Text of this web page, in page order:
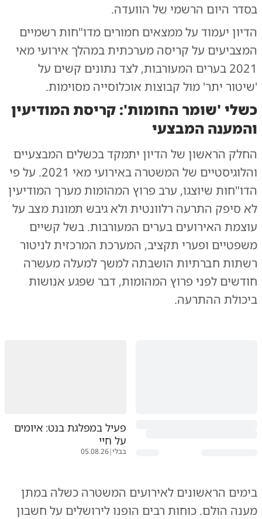
בסדר היום הרשמי של הוועדה.
הדיון יעמוד על ממצאים חמורים מדו"חות רשמיים
המצביעים על קריסה מערכתית במהלך אירועי מאי
2021 בערים המעורבות, לצד נתונים קשים על
'שיטור יתר' מול קבוצות אוכלוסייה מסוימות.
כשלי 'שומר החומות': קריסת המודיעין
והמענה המבצעי
החלק הראשון של הדיון יתמקד בכשלים המבצעיים
והלוגיסטיים של המשטרה באירועי מאי 2021. על פי
הדו"חות שיוצגו, ערב פרוץ המהומות מערך המודיעין
לא סיפק התרעה רלוונטית ולא גיבש תמונת מצב על
עוצמת האירועים בערים המעורבות. בשל קשיים
משפטיים ופערי תקציב, המערכת המרכזית לניטור
רשתות חברתיות הושבתה למשך למעלה מעשרה
חודשים לפני פרוץ המהומות, דבר שפגע אנושות
ביכולת ההתרעה.
פעיל במפלגת בנט: איומים
על חיי
בבלי|
05.08.26
בימים הראשונים לאירועים המשטרה כשלה במתן
מענה הולם. כוחות רבים הופנו לירושלים על חשבון